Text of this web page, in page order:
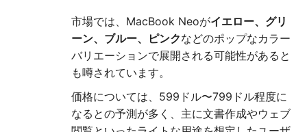
市場では、MacBook Neoがイエロー、グリ
ーン、ブルー、ピンクなどのポップなカラー
バリエーションで展開される可能性があると
も噂されています。
価格については、599ドル〜799ドル程度に
なるとの予測が多く、主に文書作成やウェブ